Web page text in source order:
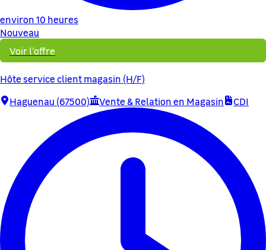
environ 10 heures
Nouveau
Voir l'offre
Hôte service client magasin (H/F)
Haguenau (67500)
Vente & Relation en Magasin CDI